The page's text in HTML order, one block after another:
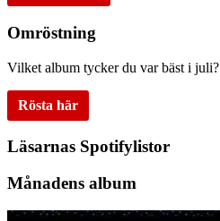
Omröstning
Vilket album tycker du var bäst i juli?
Rösta här
Läsarnas Spotifylistor
Månadens album